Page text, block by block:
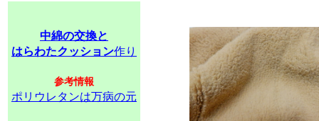
中綿の交換と
はらわたクッション作り
参考情報
ポリウレタンは万病の元